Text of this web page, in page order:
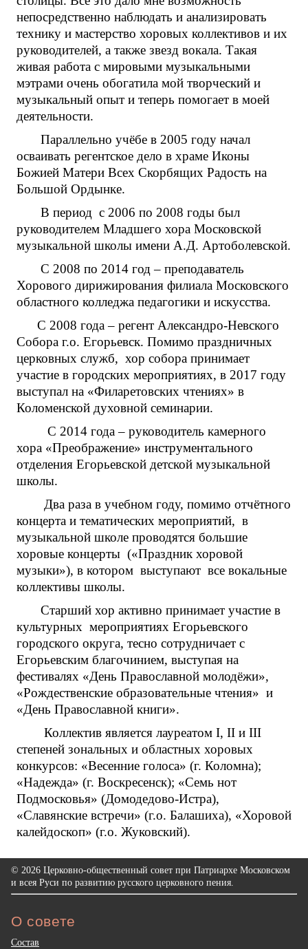
непосредственно наблюдать и анализировать
технику и мастерство хоровых коллективов и их
руководителей, а также звезд вокала. Такая
живая работа с мировыми музыкальными
мэтрами очень обогатила мой творческий и
музыкальный опыт и теперь помогает в моей
деятельности.
Параллельно учёбе в 2005 году начал
осваивать регентское дело в храме Иконы
Божией Матери Всех Скорбящих Радость на
Большой Ордынке.
В период с 2006 по 2008 годы был
руководителем Младшего хора Московской
музыкальной школы имени А.Д. Артоболевской.
С 2008 по 2014 год – преподаватель
Хорового дирижирования филиала Московского
областного колледжа педагогики и искусства.
С 2008 года – регент Александро-Невского
Собора г.о. Егорьевск. Помимо праздничных
церковных служб, хор собора принимает
участие в городских мероприятиях, в 2017 году
выступал на «Филаретовских чтениях» в
Коломенской духовной семинарии.
С 2014 года – руководитель камерного
хора «Преображение» инструментального
отделения Егорьевской детской музыкальной
школы.
Два раза в учебном году, помимо отчётного
концерта и тематических мероприятий, в
музыкальной школе проводятся большие
хоровые концерты («Праздник хоровой
музыки»), в котором выступают все вокальные
коллективы школы.
Старший хор активно принимает участие в
культурных мероприятиях Егорьевского
городского округа, тесно сотрудничает с
Егорьевским благочинием, выступая на
фестивалях «День Православной молодёжи»,
«Рождественские образовательные чтения» и
«День Православной книги».
Коллектив является лауреатом I, II и III
степеней зональных и областных хоровых
конкурсов: «Весенние голоса» (г. Коломна);
«Надежда» (г. Воскресенск); «Семь нот
Подмосковья» (Домодедово-Истра),
«Славянские встречи» (г.о. Балашиха), «Хоровой
калейдоскоп» (г.о. Жуковский).
© 2026 Церковно-общественный совет при Патриархе Московском
и всея Руси по развитию русского церковного пения.
О совете
Состав